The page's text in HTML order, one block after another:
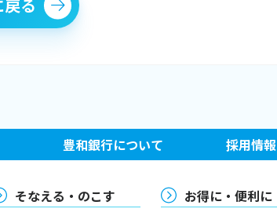
る
豊和銀行について 採用情報
そなえる・のこす お得に・便利に